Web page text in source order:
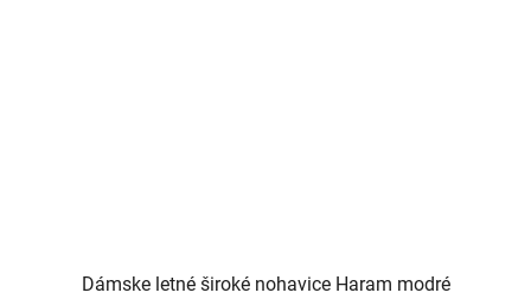
Dámske letné široké nohavice Haram modré